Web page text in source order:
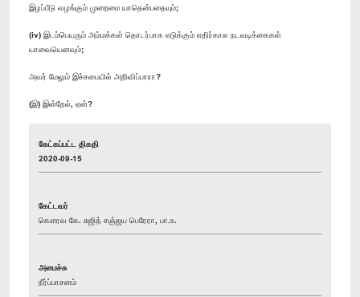
இழப்பீடு வழங்கும் முறைமை யாதென்பதையும்;
(iv) இடம்பெயரும் அம்மக்கள் தொடர்பாக எடுக்கும் எதிர்கால நடவடிக்கைகள்
யாவையெனவும்;
அவர் மேலும் இச்சபையில் அறிவிப்பாரா?
(இ) இன்றேல், ஏன்?
கேட்கப்பட்ட திகதி
2020-09-15
கேட்டவர்
கௌரவ கே. சுஜித் சஞ்ஜய பெரேரா, பா.உ.
அமைச்சு
நீர்ப்பாசனம்